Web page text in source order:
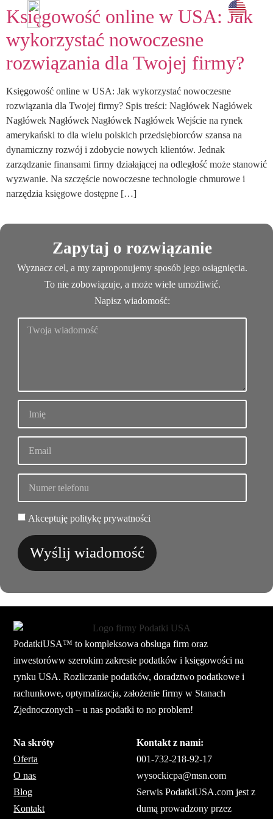
Księgowość online w USA: Jak
wykorzystać nowoczesne
rozwiązania dla Twojej firmy?
Księgowość online w USA: Jak wykorzystać nowoczesne
rozwiązania dla Twojej firmy? Spis treści: Nagłówek Nagłówek
Nagłówek Nagłówek Nagłówek Nagłówek Wejście na rynek
amerykański to dla wielu polskich przedsiębiorców szansa na
dynamiczny rozwój i zdobycie nowych klientów. Jednak
zarządzanie finansami firmy działającej na odległość może stanowić
wyzwanie. Na szczęście nowoczesne technologie chmurowe i
narzędzia księgowe dostępne […]
Zapytaj o rozwiązanie
Wyznacz cel, a my zaproponujemy sposób jego osiągnięcia.
To nie zobowiązuje, a może wiele umożliwić.
Napisz wiadomość:
Akceptuję politykę prywatności
Wyślij wiadomość
Na skróty
Oferta
O nas
Blog
Kontakt
Kontakt z nami:
001-732-218-92-17
wysockicpa@msn.com
Serwis PodatkiUSA.com jest z
dumą prowadzony przez
PodatkiUSA™ to kompleksowa obsługa firm oraz
inwestoróww szerokim zakresie podatków i księgowości na
rynku USA. Rozliczanie podatków, doradztwo podatkowe i
rachunkowe, optymalizacja, założenie firmy w Stanach
Zjednoczonych – u nas podatki to no problem!